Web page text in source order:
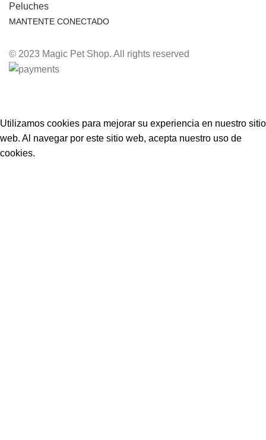
Peluches
MANTENTE CONECTADO
© 2023 Magic Pet Shop. All rights reserved
Utilizamos cookies para mejorar su experiencia en nuestro sitio
web. Al navegar por este sitio web, acepta nuestro uso de
cookies.